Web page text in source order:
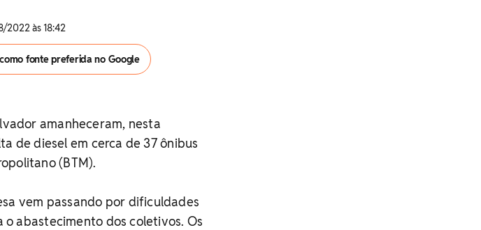
2022 às 18:42
fonte preferida no Google
amanheceram, nesta
de diesel em cerca de 37 ônibus
(BTM).
vem passando por dificuldades
abastecimento dos coletivos. Os